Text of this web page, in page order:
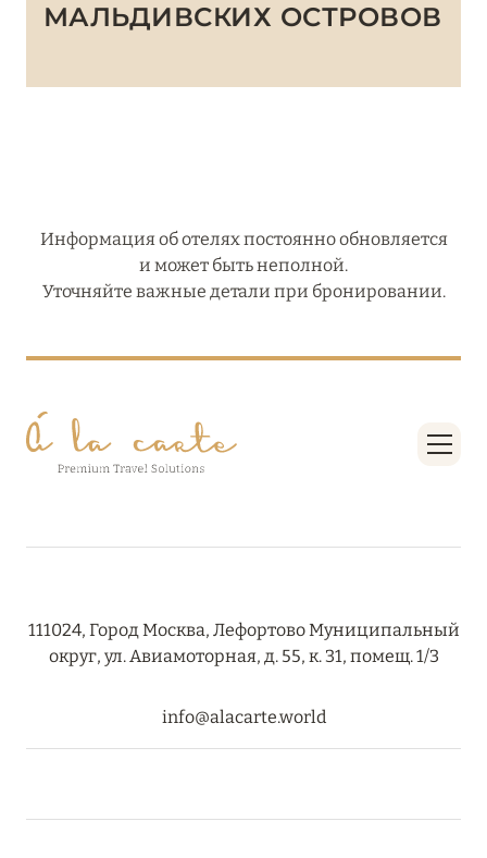
МАЛЬДИВСКИХ ОСТРОВОВ
Информация об отелях постоянно обновляется
и может быть неполной.
Уточняйте важные детали при бронировании.
111024, Город Москва, Лефортово Муниципальный
округ, ул. Авиамоторная, д. 55, к. 31, помещ. 1/3
info@alacarte.world